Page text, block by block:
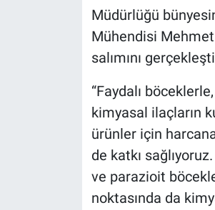
Müdürlüğü
Mühendisi
salımını
“Faydalı
kimyasal ilaçların
ürünler için
de katkı
ve parazioit
noktasında da